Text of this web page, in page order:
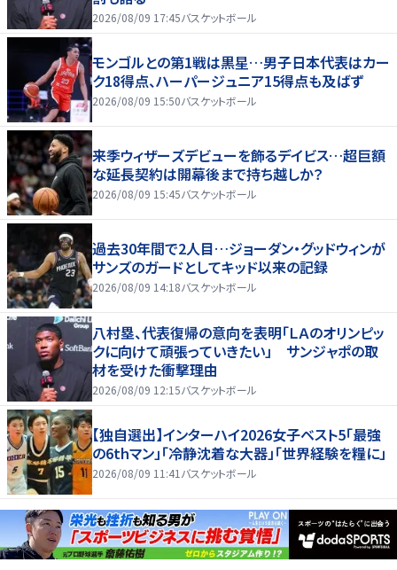
2026/08/09 17:45バスケットボール
モンゴルとの第1戦は黒星…男子日本代表はカー
ク18得点、ハーパージュニア15得点も及ばず
2026/08/09 15:50バスケットボール
来季ウィザーズデビューを飾るデイビス…超巨額
な延長契約は開幕後まで持ち越しか？
2026/08/09 15:45バスケットボール
過去30年間で2人目…ジョーダン・グッドウィンが
サンズのガードとしてキッド以来の記録
2026/08/09 14:18バスケットボール
八村塁、代表復帰の意向を表明「ＬＡのオリンピッ
クに向けて頑張っていきたい」 サンジャポの取
材を受けた衝撃理由
2026/08/09 12:15バスケットボール
【独自選出】インターハイ2026女子ベスト5「最強
の6thマン」「冷静沈着な大器」「世界経験を糧に」
2026/08/09 11:41 バスケットボール